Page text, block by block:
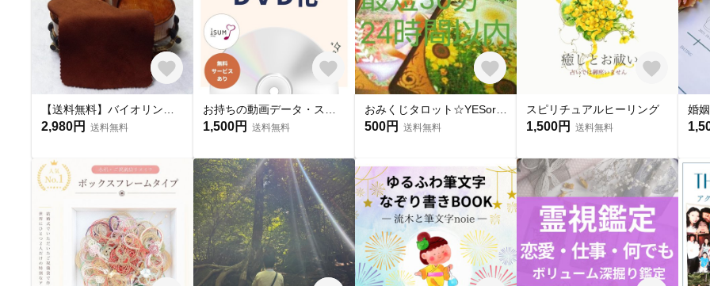
2,980円 送料無料 1,500円 送料無料 500円 送料無料
スピリチュアルヒーリング
1,500円 送料無料